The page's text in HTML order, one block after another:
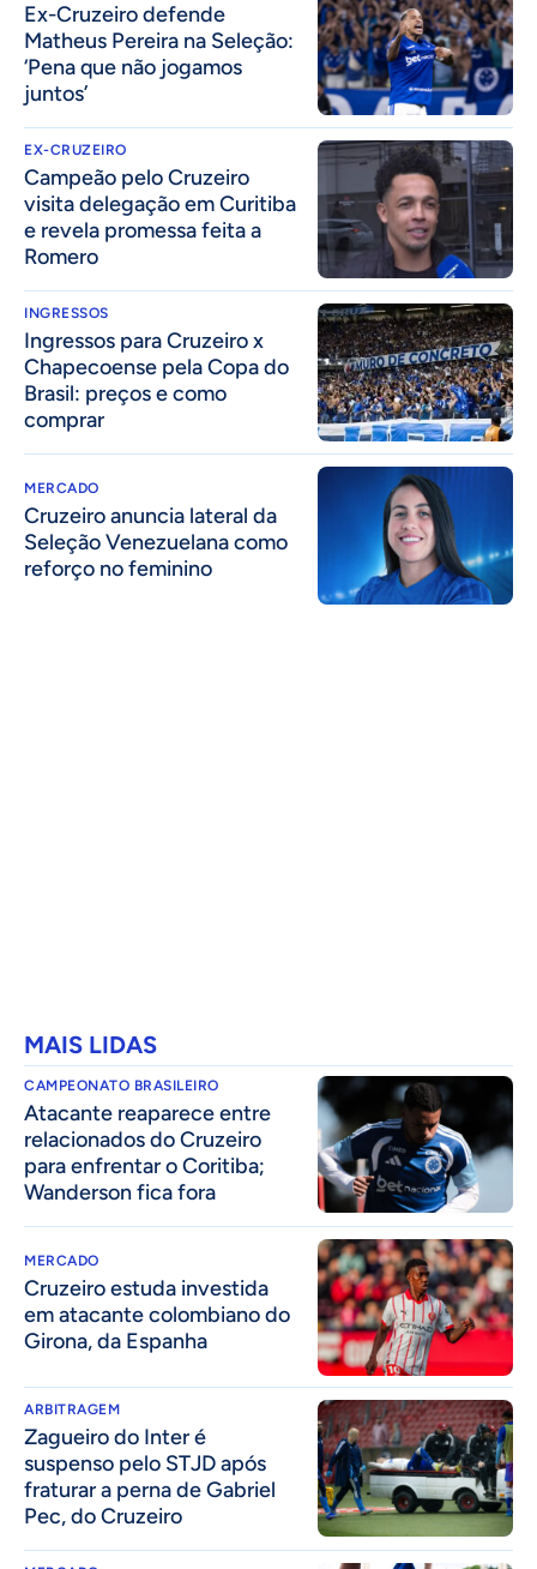
Ex-Cruzeiro defende
Matheus Pereira na Seleção:
‘Pena que não jogamos
juntos’
EX-CRUZEIRO
Campeão pelo Cruzeiro
visita delegação em Curitiba
e revela promessa feita a
Romero
INGRESSOS
Ingressos para Cruzeiro x
Chapecoense pela Copa do
Brasil: preços e como
comprar
MERCADO
Cruzeiro anuncia lateral da
Seleção Venezuelana como
reforço no feminino
MAIS LIDAS
CAMPEONATO BRASILEIRO
Atacante reaparece entre
relacionados do Cruzeiro
para enfrentar o Coritiba;
Wanderson fica fora
MERCADO
Cruzeiro estuda investida
em atacante colombiano do
Girona, da Espanha
ARBITRAGEM
Zagueiro do Inter é
suspenso pelo STJD após
fraturar a perna de Gabriel
Pec, do Cruzeiro